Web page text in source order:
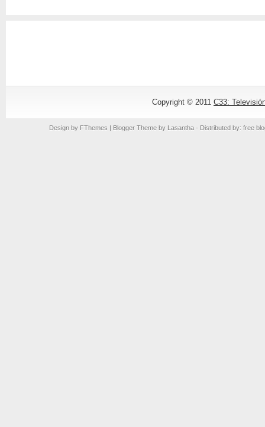
Copyright © 2011 C33:
Design by FThemes | Blogger Theme by Lasantha - Distributed by: free